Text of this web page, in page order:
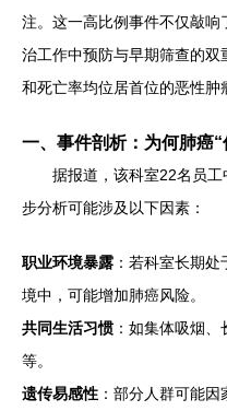
注。这一高比例事件不仅敲
治工作中预防与早期筛查的
和死亡率均位居首位的恶性肿
一、事件剖析：为何肺癌“
据报道，该科室22名员
步分析可能涉及以下因素：
职业环境暴露 ：若科室长期
境中，可能增加肺癌风险。
共同生活习惯：如集体吸烟、
等。
遗传易感性 ：部分人群可能因